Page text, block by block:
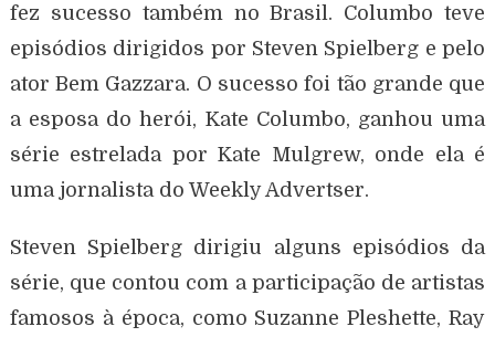
fez sucesso também no Brasil. Columbo teve
episódios dirigidos por Steven Spielberg e pelo
ator Bem Gazzara. O sucesso foi tão grande que
a esposa do herói, Kate Columbo, ganhou uma
série estrelada por Kate Mulgrew, onde ela é
uma jornalista do Weekly Advertser.
Steven Spielberg dirigiu alguns episódios da
série, que contou com a participação de artistas
famosos à época, como Suzanne Pleshette, Ray